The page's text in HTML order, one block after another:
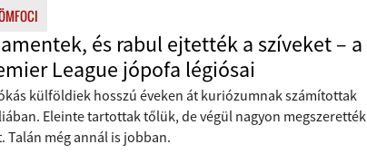
és rabul ejtették a szíveket – a
League jópofa légiósai
külföldiek hosszú éveken át kuriózumnak számítottak
Eleinte tartottak tőlük, de végül nagyon megszerették
Talán még annál is jobban.